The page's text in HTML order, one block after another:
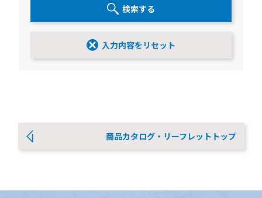
検索する
入力内容をリセット
商品カタログ・リーフレットトップ